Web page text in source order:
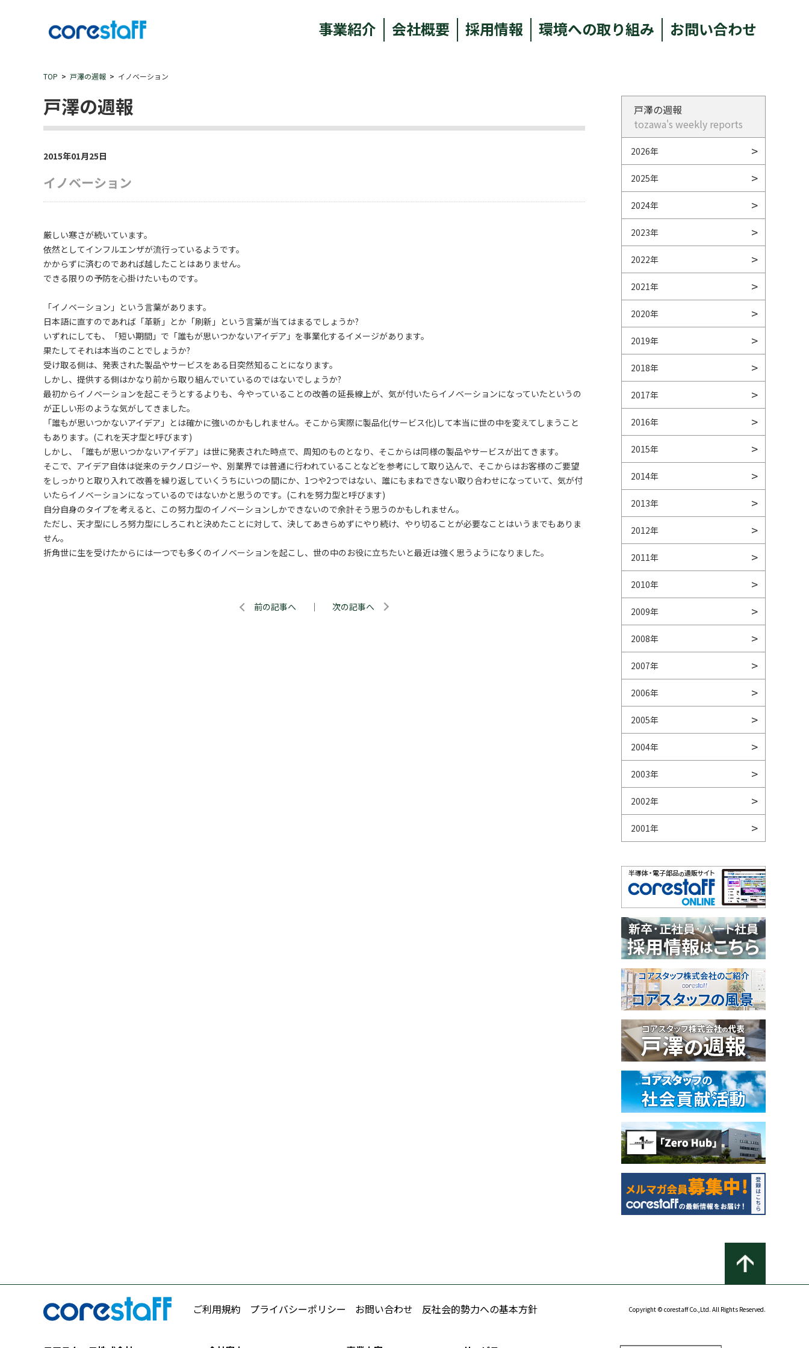
事業紹介 会社概要 採用情報 環境への取り組み お問い合わせ
TOP 戸澤の週報 イノベーション
戸澤の週報
2015年01月25日
イノベーション
厳しい寒さが続いています。
依然としてインフルエンザが流行っているようです。
かからずに済むのであれば越したことはありません。
できる限りの予防を心掛けたいものです。
「イノベーション」という言葉があります。
日本語に直すのであれば「革新」とか「刷新」という言葉が当てはまるでしょうか?
いずれにしても、
「短い期間」で 「誰もが思いつかないアイデア」を事業化するイメージがあります。
果たしてそれは本当のことでしょうか?
受け取る側は、発表された製品やサービスをある日突然知ることになります。
しかし、提供する側はかなり前から取り組んでいているのではないでしょうか?
最初からイノベーションを起こそうとするよりも、今やっていることの改善の延長線上が、気が付いたらイノベーションになっていたというの
が正しい形のような気がしてきました。
「誰もが思いつかないアイデア」とは確かに強いのかもしれません。そこから実際に製品化(サービス化)して本当に世の中を変えてしまうこと
もあります。(これを天才型と呼びます)
しかし、「誰もが思いつかないアイデア」は世に発表された時点で、周知のものとなり、そこからは同様の製品やサービスが出てきます。
そこで、アイデア自体は従来のテクノロジーや、別業界では普通に行われていることなどを参考にして取り込んで、そこからはお客様のご要望
をしっかりと取り入れて改善を繰り返していくうちにいつの間にか、1つや2つではない、誰にもまねできない取り合わせになっていて、気が付
いたらイノベーションになっているのではないかと思うのです。(これを努力型と呼びます)
自分自身のタイプを考えると、この努力型のイノベーションしかできないので余計そう思うのかもしれません。
ただし、天才型にしろ努力型にしろこれと決めたことに対して、決してあきらめずにやり続け、やり切ることが必要なことはいうまでもありま
せん。
折角世に生を受けたからには一つでも多くのイノベーションを起こし、世の中のお役に立ちたいと最近は強く思うようになりました。
前の記事へ ｜ 次の記事へ
戸澤の週報
tozawa's weekly reports
2026年
2025年
2024年
2023年
2022年
2021年
2020年
2019年
2018年
2017年
2016年
2015年
2014年
2013年
2012年
2011年
2010年
2009年
2008年
2007年
2006年
2005年
2004年
2003年
2002年
2001年
ご利用規約 プライバシーポリシー お問い合わせ 反社会的勢力への基本方針 Copyright © corestaff Co.,Ltd. All Rights Reserved.